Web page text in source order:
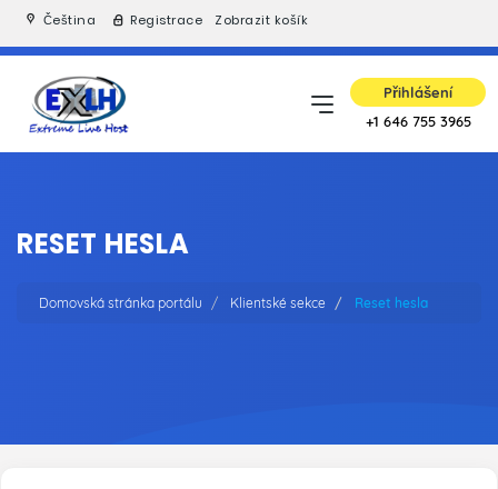
Čeština Registrace Zobrazit košík
Přihlášení
+1 646 755 3965
RESET HESLA
Domovská stránka portálu Klientské sekce Reset hesla